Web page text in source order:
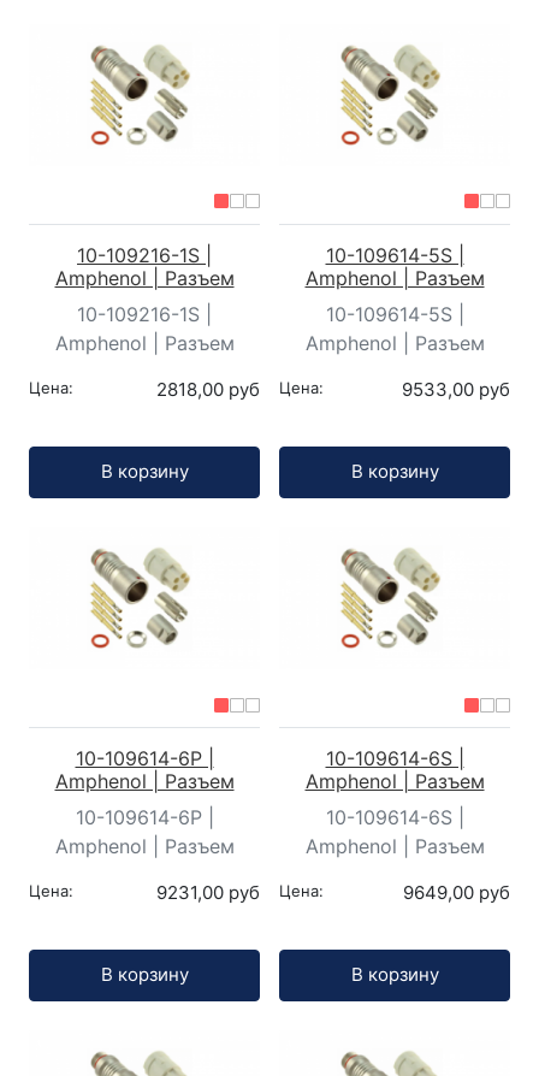
10-109216-1S |
Amphenol | Разъем
10-109216-1S |
Amphenol | Разъем
Цена: 2818,00 руб
В корзину
10-109614-5S |
Amphenol | Разъем
10-109614-5S |
Amphenol | Разъем
Цена: 9533,00 руб
В корзину
10-109614-6P |
Amphenol | Разъем
10-109614-6P |
Amphenol | Разъем
Цена: 9231,00 руб
В корзину
10-109614-6S |
Amphenol | Разъем
10-109614-6S |
Amphenol | Разъем
Цена: 9649,00 руб
В корзину